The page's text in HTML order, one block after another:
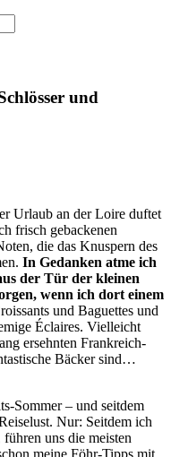
und
Urlaub an der Loire duftet
frisch gebackenen
die das Knuspern des
In Gedanken atme ich
der Tür der kleinen
wenn ich dort einem
und Baguettes und
Éclaires. Vielleicht
ersehnten Frankreich-
Bäcker sind…
Sommer – und seitdem
Nur: Seitdem ich
uns die meisten